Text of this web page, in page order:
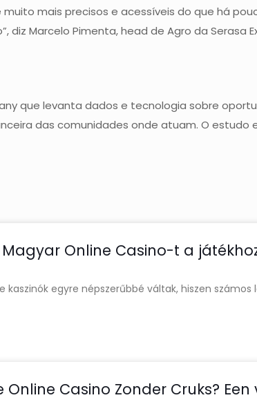
muito mais precisos e acessíveis do que há
Marcelo Pimenta, head de Agro da Serasa
que levanta dados e tecnologia sobre
das comunidades onde atuam. O estudo
Online Casino-t a
kaszinók egyre népszerűbbé váltak, hiszen
Casino Zonder Cruks?